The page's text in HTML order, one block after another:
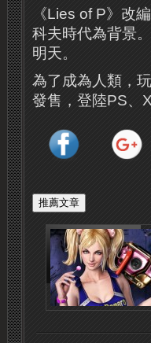
《Lies of P》改
科夫時代為背景
明天。
為了成為人類，
發售，登陸PS、